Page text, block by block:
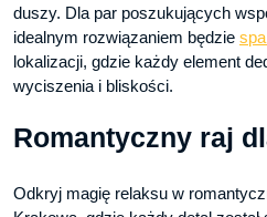
duszy. Dla par poszukujących
idealnym rozwiązaniem będzie
lokalizacji, gdzie każdy element
wyciszenia i bliskości.
Romantyczny raj
Odkryj magię relaksu w